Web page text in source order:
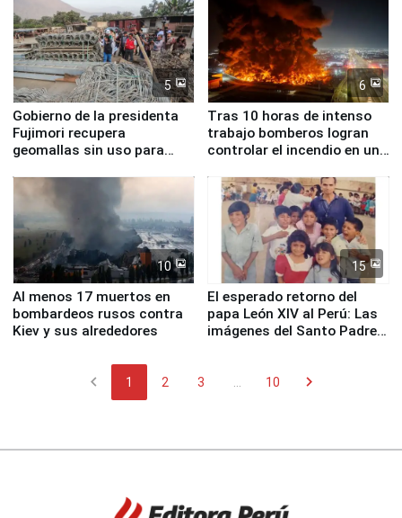
5
Gobierno de la presidenta
Fujimori recupera
geomallas sin uso para
Fenómeno El Niño
6
Tras 10 horas de intenso
trabajo bomberos logran
controlar el incendio en una
de Chile
10
Al menos 17 muertos en
bombardeos rusos contra
Kiev y sus alrededores
15
El esperado retorno del
papa León XIV al Perú: Las
imágenes del Santo Padre
chevron_left 1 2 3 10 chevron_right